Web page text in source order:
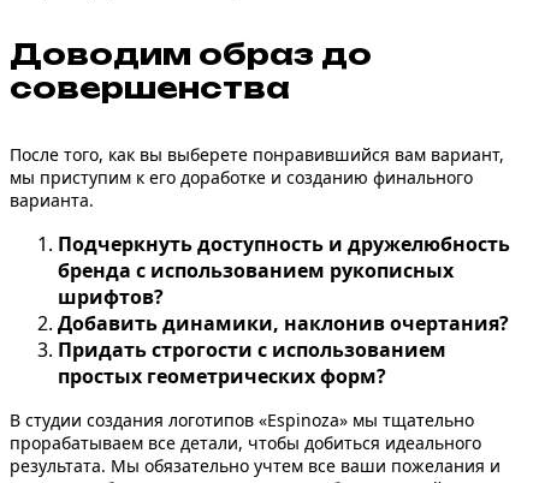
Доводим образ до
совершенства
После того, как вы выберете понравившийся вам вариант,
мы приступим к его доработке и созданию финального
варианта.
Подчеркнуть доступность и дружелюбность
бренда с использованием рукописных
шрифтов?
Добавить динамики, наклонив очертания?
Придать строгости с использованием
простых геометрических форм?
В студии создания логотипов «Espinoza» мы тщательно
прорабатываем все детали, чтобы добиться идеального
результата. Мы обязательно учтем все ваши пожелания и